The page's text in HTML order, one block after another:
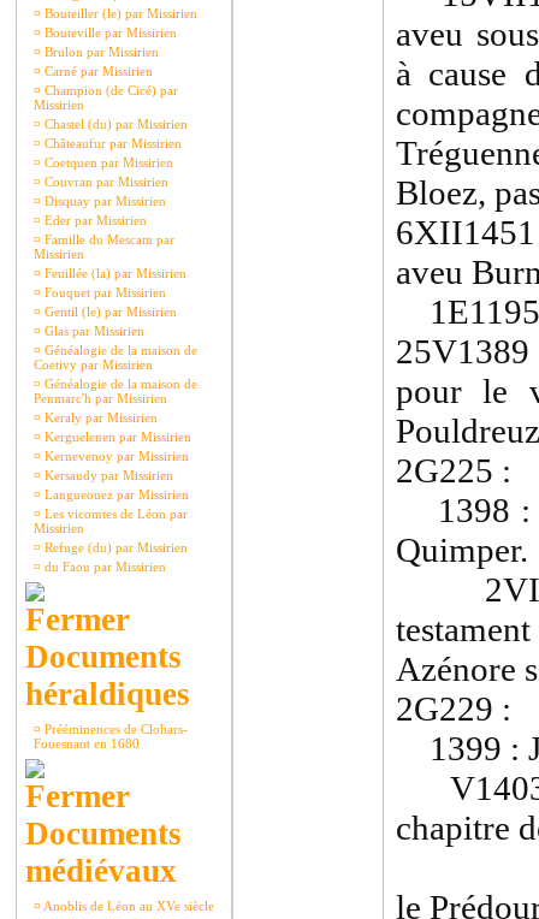
¤ Bouteiller (le) par Missirien
¤ Bouteville par Missirien
¤ Brulon par Missirien
¤ Carné par Missirien
¤ Champion (de Cicé) par
Missirien
¤ Chastel (du) par Missirien
¤ Châteaufur par Missirien
¤ Coetquen par Missirien
¤ Couvran par Missirien
¤ Disquay par Missirien
¤ Eder par Missirien
¤ Famille du Mescam par
Missirien
¤ Feuillée (la) par Missirien
¤ Fouquet par Missirien
¤ Gentil (le) par Missirien
¤ Glas par Missirien
¤ Généalogie de la maison de
Coetivy par Missirien
¤ Généalogie de la maison de
Penmarc'h par Missirien
¤ Keraly par Missirien
¤ Kerguelenen par Missirien
¤ Kernevenoy par Missirien
¤ Kersaudy par Missirien
¤ Langueouez par Missirien
¤ Les vicomtes de Léon par
Missirien
¤ Refuge (du) par Missirien
¤ du Faou par Missirien
Documents
héraldiques
¤ Prééminences de Clohars-
Fouesnant en 1680
Documents
médiévaux
¤ Anoblis de Léon au XVe siècle
aveu
à cause
Bloez,
aveu
pour le
2G225 :
1398 :
Quimper.
Azénore
2G229 :
1399 :
V1403
chapitre
le